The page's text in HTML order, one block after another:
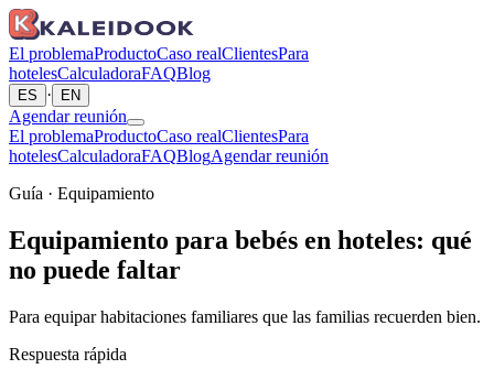
El problemaProductoCaso realClientesPara
hotelesCalculadoraFAQBlog
ES · EN
Agendar reunión
El problemaProductoCaso realClientesPara
hotelesCalculadoraFAQBlogAgendar reunión
Guía · Equipamiento
Equipamiento para bebés en hoteles: qué
no puede faltar
Para equipar habitaciones familiares que las familias recuerden bien.
Respuesta rápida